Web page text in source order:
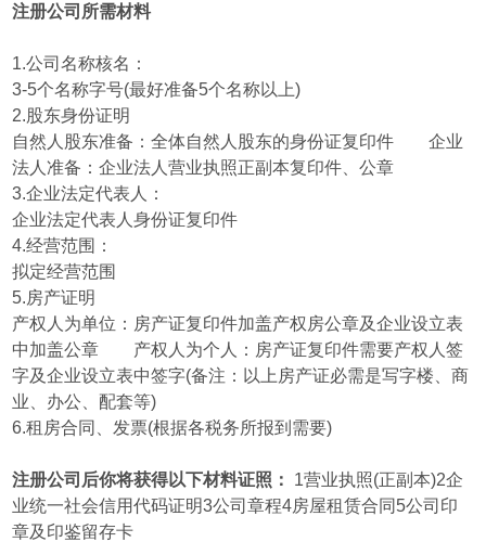
注册公司所需材料
1.公司名称核名：
3-5个名称字号(最好准备5个名称以上)
2.股东身份证明
自然人股东准备：全体自然人股东的身份证复印件 企业
法人准备：企业法人营业执照正副本复印件、公章
3.企业法定代表人：
企业法定代表人身份证复印件
4.经营范围：
拟定经营范围
5.房产证明
产权人为单位：房产证复印件加盖产权房公章及企业设立表
中加盖公章 产权人为个人：房产证复印件需要产权人签
字及企业设立表中签字(备注：以上房产证必需是写字楼、商
业、办公、配套等)
6.租房合同、发票(根据各税务所报到需要)
注册公司后你将获得以下材料证照：
1营业执照(正副本)2企
业统一社会信用代码证明3公司章程4房屋租赁合同5公司印
章及印鉴留存卡